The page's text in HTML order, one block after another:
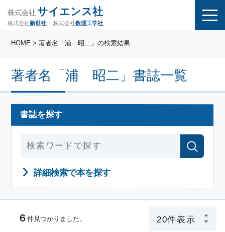
株式会社 サイエンス社
株式会社新世社 株式会社数理工学社
著者名「浦 昭二」書誌一覧
HOME > 著者名「浦 昭二」の検索結果
書誌を探す
詳細検索で本を探す
６ 件見つかりました。